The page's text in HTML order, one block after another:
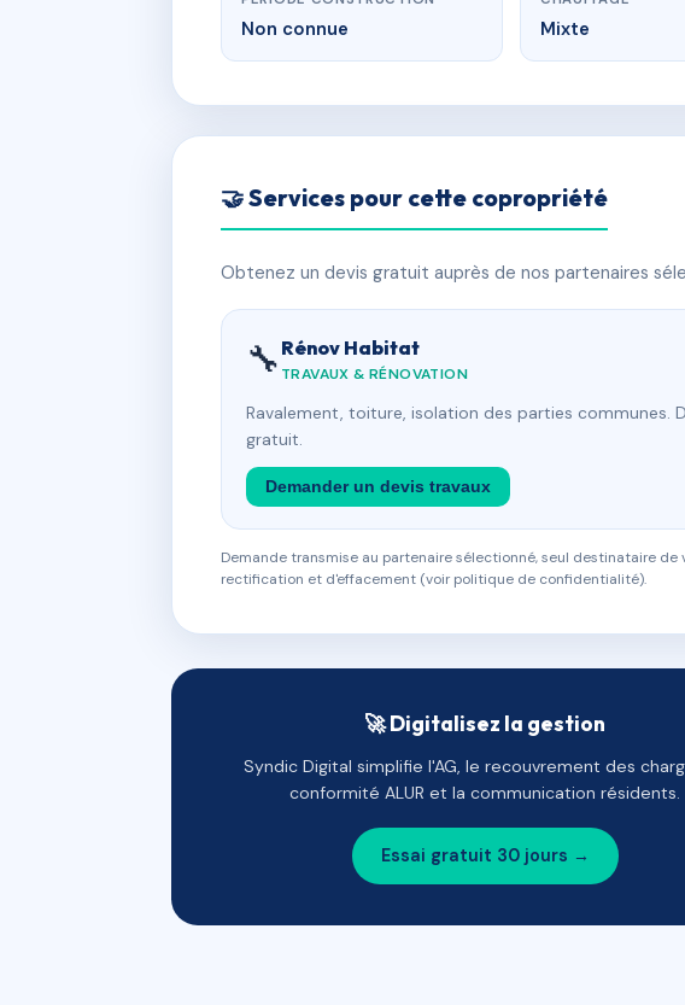
Non connue Mixte
🤝 Services pour cette copropriété
Obtenez un devis gratuit auprès de nos partenaires
🔧 Rénov Habitat
TRAVAUX & RÉNOVATION
Ravalement, toiture, isolation des parties communes.
gratuit.
Demander un devis travaux
Demande transmise au partenaire sélectionné, seul destinataire
rectification et d'effacement (voir politique de confidentialité).
🚀 Digitalisez la gestion
Syndic Digital simplifie l'AG, le recouvrement des
conformité ALUR et la communication résidents.
Essai gratuit 30 jours →